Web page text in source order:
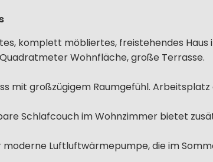
komplett möbliertes, freistehendes Haus
Wohnfläche, große Terrasse.
mit großzügigem Raumgefühl.
Schlafcouch im Wohnzimmer bietet
moderne Luftluftwärmepumpe, die im